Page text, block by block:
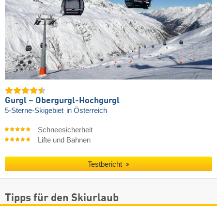
Gurgl – Obergurgl-Hochgurgl
5-Sterne-Skigebiet in Österreich
Schneesicherheit
Lifte und Bahnen
Testbericht
Tipps für den Skiurlaub